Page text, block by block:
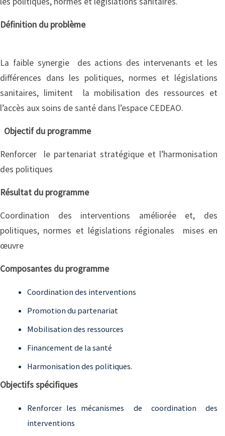
Définition du problème
La faible synergie des actions des intervenants et les
différences dans les politiques, normes et législations
sanitaires, limitent la mobilisation des ressources et
l’accès aux soins de santé dans l’espace CEDEAO.
Objectif du programme
Renforcer le partenariat stratégique et l’harmonisation
des politiques
Résultat du programme
Coordination des interventions améliorée et, des
politiques, normes et législations régionales mises en
œuvre
Composantes du programme
Coordination des interventions
Promotion du partenariat
Mobilisation des ressources
Financement de la santé
Harmonisation des politiques.
Objectifs spécifiques
Renforcer les mécanismes de coordination des
interventions